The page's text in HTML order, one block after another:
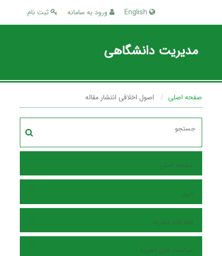
ثبت نام ورود به سامانه
مدیریت دانشگاهی
صفحه اصلی اصول اخلاقی انتشار مقاله
صفحه اصلی
مرور
اطلاعات نشریه
سیاست های نشریه